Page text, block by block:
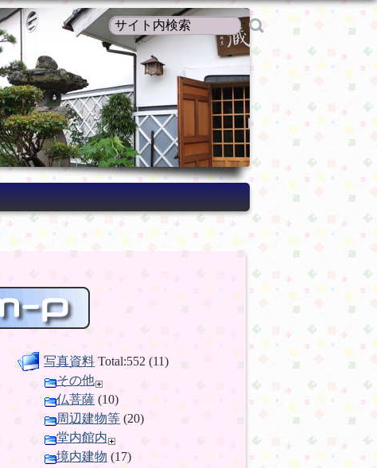
写真資料 Total:552 (11)
その他
仏菩薩 (10)
周辺建物等 (20)
堂内館内
境内建物 (17)